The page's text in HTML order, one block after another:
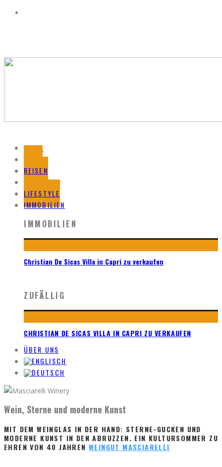
HOME
BLOG
REISEN
HOTELS
LIFESTYLE
IMMOBILIEN
IMMOBILIEN
Christian De Sicas Villa in Capri zu verkaufen
ZUFÄLLIG
CHRISTIAN DE SICAS VILLA IN CAPRI ZU VERKAUFEN
ÜBER UNS
Wein, Sterne und moderne Kunst
MIT DEM WEINGLAS IN DER HAND: STERNE-GUCKEN UND
MODERNE KUNST IN DEN ABRUZZEN. EIN KULTURSOMMER ZU
EHREN VON 40 JAHREN WEINGUT MASCIARELLI